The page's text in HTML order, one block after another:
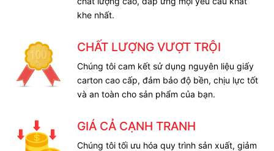
khe nhất.
CHẤT LƯỢNG VƯỢT TRỘI
Chúng tôi cam kết sử dụng nguyên liệu giấy
carton cao cấp, đảm bảo độ bền, chịu lực tốt
và an toàn cho sản phẩm của bạn.
GIÁ CẢ CẠNH TRANH
Chúng tôi tối ưu hóa quy trình sản xuất, giảm